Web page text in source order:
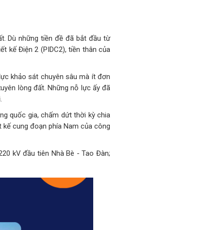
Dù những tiền đề đã bắt đầu từ
kế Điện 2 (PIDC2), tiền thân của
khảo sát chuyên sâu mà ít đơn
lòng đất. Những nỗ lực ấy đã
quốc gia, chấm dứt thời kỳ chia
cung đoạn phía Nam của công
kV đầu tiên Nhà Bè - Tao Đàn;